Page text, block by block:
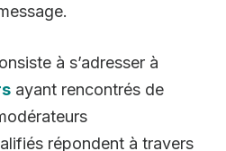
à s’adresser à
ayant rencontrés de
répondent à travers